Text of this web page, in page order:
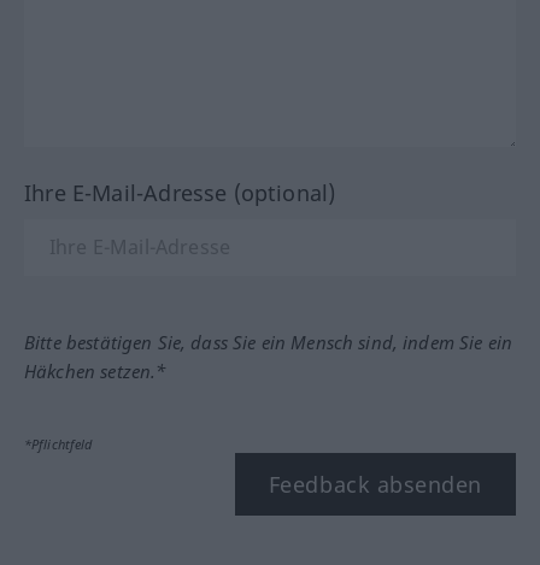
Ihre E-Mail-Adresse (optional)
Bitte bestätigen Sie, dass Sie ein Mensch sind, indem Sie ein
Häkchen setzen.*
*Pflichtfeld
Feedback absenden